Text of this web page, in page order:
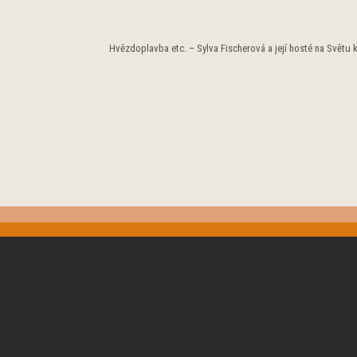
Hvězdoplavba etc. – Sylva Fischerová a její hosté na Světu